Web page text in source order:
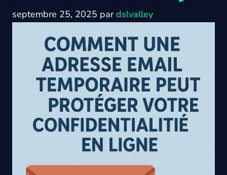
septembre 25, 2025 pardslvalley